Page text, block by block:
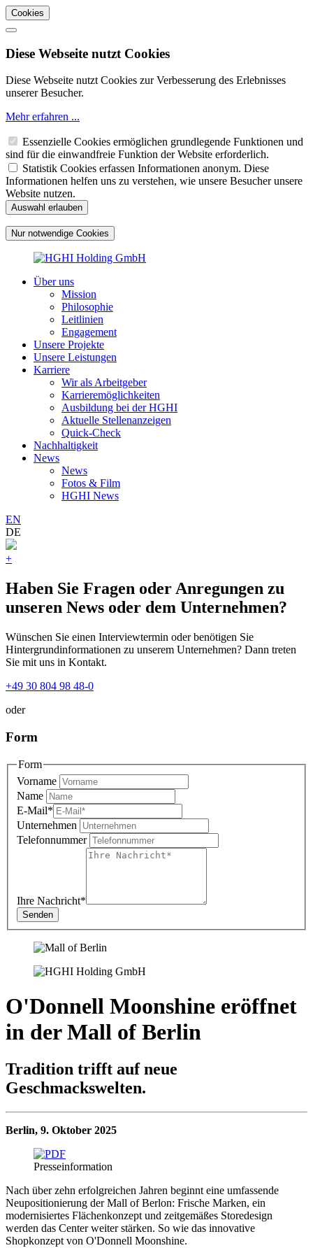
Cookies
Diese Webseite nutzt Cookies
Diese Webseite nutzt Cookies zur Verbesserung des Erlebnisses
unserer Besucher.
Mehr erfahren ...
Essenzielle Cookies ermöglichen grundlegende Funktionen und
sind für die einwandfreie Funktion der Website erforderlich.
Statistik Cookies erfassen Informationen anonym. Diese
Informationen helfen uns zu verstehen, wie unsere Besucher unsere
Website nutzen.
Über uns
Mission
Philosophie
Leitlinien
Engagement
Unsere Projekte
Unsere Leistungen
Karriere
Wir als Arbeitgeber
Karrieremöglichkeiten
Ausbildung bei der HGHI
Aktuelle Stellenanzeigen
Quick-Check
Nachhaltigkeit
News
News
Fotos & Film
HGHI News
EN
DE
+
Haben Sie Fragen oder Anregungen zu
unseren News oder dem Unternehmen?
Wünschen Sie einen Interviewtermin oder benötigen Sie
Hintergrundinformationen zu unserem Unternehmen? Dann treten
Sie mit uns in Kontakt.
+49 30 804 98 48-0
oder
Form
Form
Vorname
Name
E-Mail*
Unternehmen
Telefonnummer
Ihre Nachricht*
O'Donnell Moonshine eröffnet
in der Mall of Berlin
Tradition trifft auf neue
Geschmackswelten.
Berlin, 9. Oktober 2025
Presseinformation
Nach über zehn erfolgreichen Jahren beginnt eine umfassende
Neupositionierung der Mall of Berlon: Frische Marken, ein
modernisiertes Flächenkonzept und zeitgemäßes Storedesign
werden das Center weiter stärken. So wie das innovative
Shopkonzept von O'Donnell Moonshine.